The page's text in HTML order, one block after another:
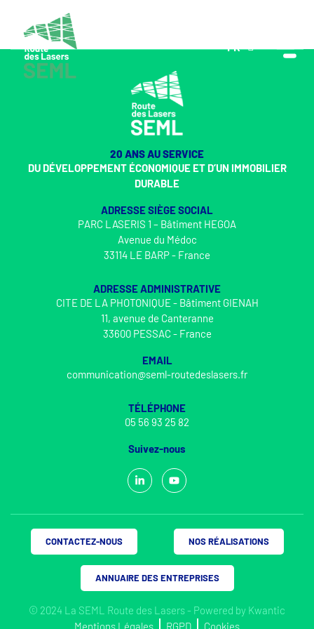
FR
EN
20 ANS AU SERVICE
DU DÉVELOPPEMENT ÉCONOMIQUE ET D’UN IMMOBILIER
DURABLE
ADRESSE SIÈGE SOCIAL
PARC LASERIS 1 – Bâtiment HEGOA
Avenue du Médoc
33114 LE BARP - France
ADRESSE ADMINISTRATIVE
CITE DE LA PHOTONIQUE - Bâtiment GIENAH
11, avenue de Canteranne
33600 PESSAC - France
EMAIL
communication@seml-routedeslasers.fr
TÉLÉPHONE
05 56 93 25 82
Suivez-nous
© 2024 La SEML Route des Lasers - Powered by Kwantic
Mentions Légales
RGPD Cookies
CONTACTEZ-NOUS NOS RÉALISATIONS
ANNUAIRE DES ENTREPRISES